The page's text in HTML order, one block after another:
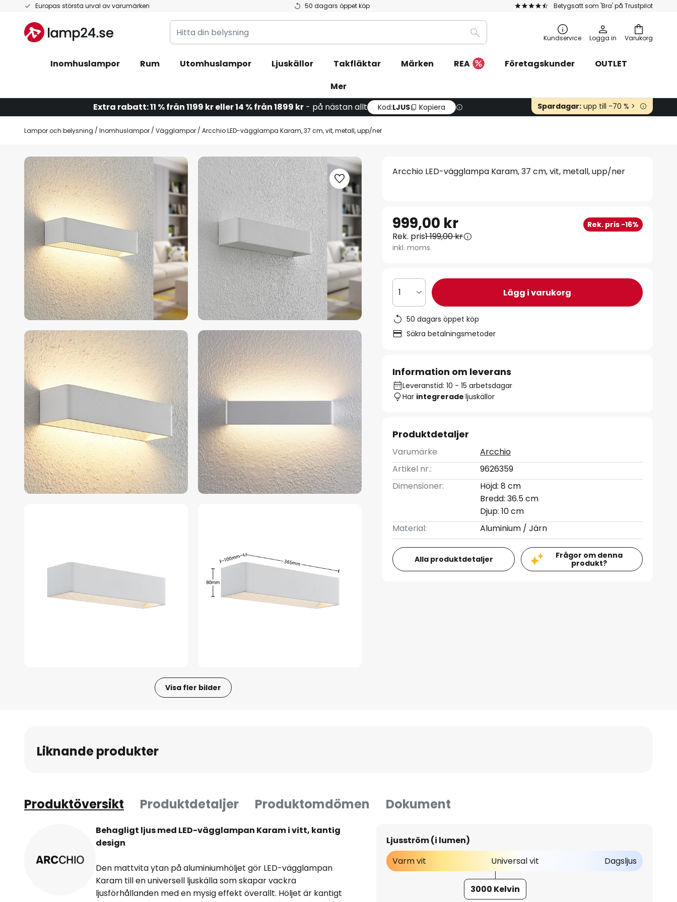
Europas största urval av varumärken 50 dagars öppet köp Betygsatt som 'Bra' på Trustpilot
Hoppa
innehållet
Varukorg
Hitta
din
Sök Kundservice Logga in
Inomhuslampor Rum Utomhuslampor Ljuskällor Takfläktar Märken REA Företagskunder
OUTLET
Mer
Extra rabatt: 11 % från 1199 kr eller 14 % från 1899 kr - på nästan allt Kod:LJUS Kopiera Spardagar: upp till -70 % >
Lampor och belysning Inomhuslampor Vägglampor Arcchio LED-vägglampa Karam, 37 cm, vit, metall, upp/ner
Hoppa
till
slutet
av
bildgalleriet
Visa fler bilder
bildgalleriet
Arcchio LED-vägglampa Karam, 37 cm, vit, metall, upp/ner
999,00 kr Rek. pris -16%
Rek. pris1 199,00 kr
inkl. moms.
1 Lägg i varukorg
50 dagars öppet köp
Säkra betalningsmetoder
Information om leverans
Leveranstid: 10 - 15 arbetsdagar
Har integreradeljuskällor
Produktdetaljer
Varumärke
Arcchio
Artikel nr.:
9626359
Dimensioner:
Höjd: 8 cm
Bredd: 36.5 cm
Djup: 10 cm
Material:
Aluminium / Järn
Alla produktdetaljer
Frågor om denna
produkt?
Liknande produkter
Produktöversikt Produktdetaljer Produktomdömen Dokument
Behagligt ljus med LED-vägglampan Karam i vitt, kantig
design
Den mattvita ytan på aluminiumhöljet gör LED-vägglampan
Karam till en universell ljuskälla som skapar vackra
ljusförhållanden med en mysig effekt överallt. Höljet är kantigt
Ljusström (i lumen)
Varm vit
Universal vit Dagsljus
3000 Kelvin